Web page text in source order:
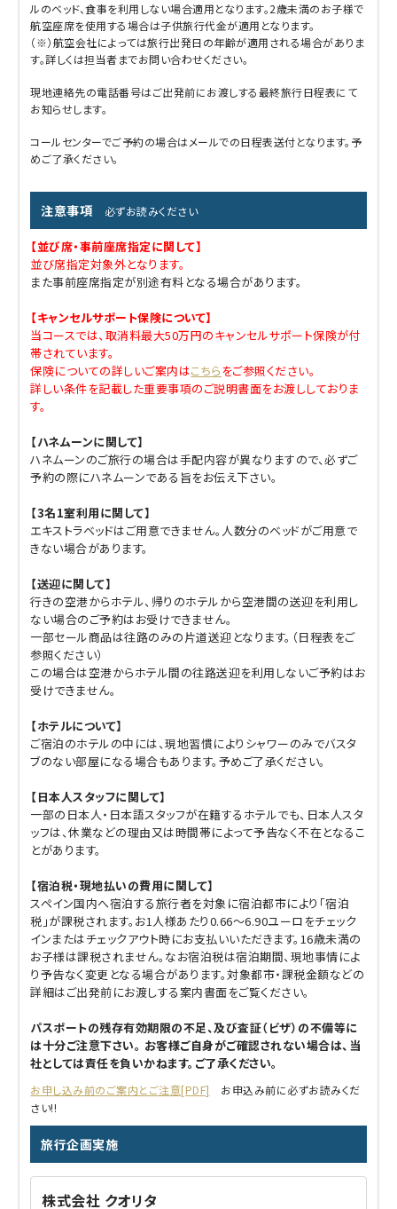
ルのベッド、食事を利用しない場合適用となります。2歳未満のお子様で
航空座席を使用する場合は子供旅行代金が適用となります。
（※）航空会社によっては旅行出発日の年齢が適用される場合がありま
す。詳しくは担当者までお問い合わせください。
現地連絡先の電話番号はご出発前にお渡しする最終旅行日程表にて
お知らせします。
コールセンターでご予約の場合はメールでの日程表送付となります。予
めご了承ください。
注意事項 必ずお読みください
【並び席・事前座席指定に関して】
並び席指定対象外となります。
また事前座席指定が別途有料となる場合があります。
【キャンセルサポート保険について】
当コースでは、取消料最大50万円のキャンセルサポート保険が付
帯されています。
保険についての詳しいご案内はこちらをご参照ください。
詳しい条件を記載した重要事項のご説明書面をお渡ししておりま
す。
【ハネムーンに関して】
ハネムーンのご旅行の場合は手配内容が異なりますので、必ずご
予約の際にハネムーンである旨をお伝え下さい。
【3名1室利用に関して】
エキストラベッドはご用意できません。人数分のベッドがご用意で
きない場合があります。
【送迎に関して】
行きの空港からホテル、帰りのホテルから空港間の送迎を利用し
ない場合のご予約はお受けできません。
一部セール商品は往路のみの片道送迎となります。（日程表をご
参照ください）
この場合は空港からホテル間の往路送迎を利用しないご予約はお
受けできません。
【ホテルについて】
ご宿泊のホテルの中には、現地習慣によりシャワーのみでバスタ
ブのない部屋になる場合もあります。予めご了承ください。
【日本人スタッフに関して】
一部の日本人・日本語スタッフが在籍するホテルでも、日本人スタ
ッフは、休業などの理由又は時間帯によって予告なく不在となるこ
とがあります。
【宿泊税・現地払いの費用に関して】
スペイン国内へ宿泊する旅行者を対象に宿泊都市により「宿泊
税」が課税されます。お1人様あたり0.66～6.90ユーロをチェック
インまたはチェックアウト時にお支払いいただきます。16歳未満の
お子様は課税されません。なお宿泊税は宿泊期間、現地事情によ
り予告なく変更となる場合があります。対象都市・課税金額などの
詳細はご出発前にお渡しする案内書面をご覧ください。
パスポートの残存有効期限の不足、及び査証（ビザ）の不備等に
は十分ご注意下さい。 お客様ご自身がご確認されない場合は、当
社としては責任を負いかねます。ご了承ください。
お申し込み前のご案内とご注意[PDF]
お申込み前に必ずお読みくだ
さい!!
旅行企画実施
株式会社 クオリタ